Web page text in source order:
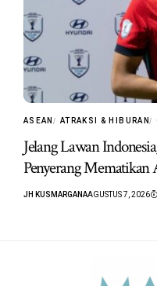
ASEAN ATRAKSI & HIBURAN
Jelang Lawan
Penyerang Mematikan
JH KUSMARGANAAGUSTUS 7, 2026